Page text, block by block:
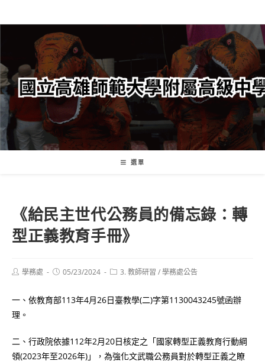
轉
要
內
容
選單
《給民主世代公務員的備忘錄：轉
型正義教育手冊》
Post學務處
Post05/23/2024
Post3. 教師研習 /學務處公告
一、依教育部113年4月26日臺教學(二)字第1130043245號函辦
理。
二、行政院依據112年2月20日核定之「國家轉型正義教育行動綱
領(2023年至2026年)」，為強化文武職公務員對於轉型正義之瞭